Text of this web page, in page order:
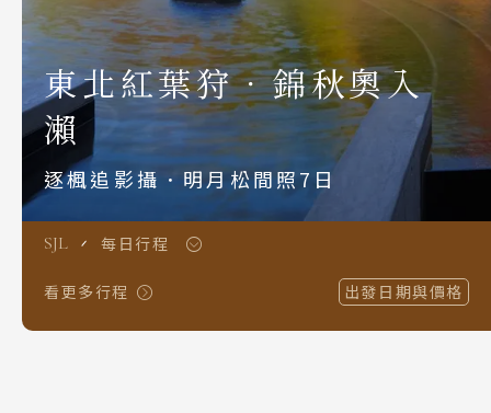
主題旅遊賞
S.E. Asia & Islands
海島東南亞
Classic China
中國雅學賞
東北紅葉狩．錦秋奧入
瀨
逐楓追影攝．明月松間照7日
SJL 每日行程
看更多行程 出發日期與價格